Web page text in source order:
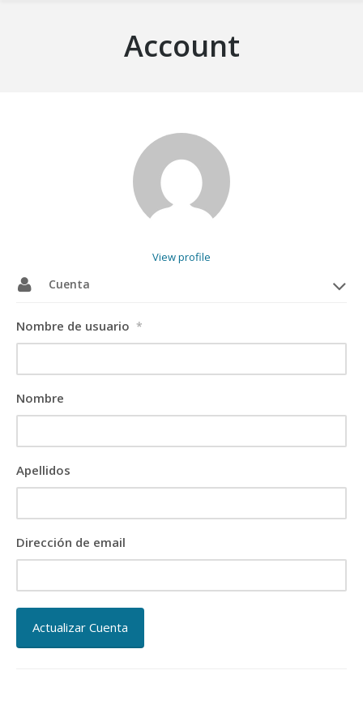
Account
View profile
Cuenta
Nombre de usuario *
Nombre
Apellidos
Dirección de email